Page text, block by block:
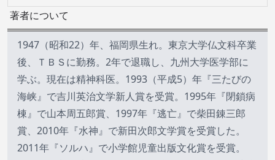
著者について
1947（昭和22）年、福岡県生れ。東京大学仏文科卒業
後、ＴＢＳに勤務。2年で退職し、九州大学医学部に
学ぶ。現在は精神科医。1993（平成5）年『三たびの
海峡』で吉川英治文学新人賞を受賞。1995年『閉鎖病
棟』で山本周五郎賞、1997年『逃亡』で柴田錬三郎
賞、2010年『水神』で新田次郎文学賞を受賞した。
2011年『ソルハ』で小学館児童出版文化賞を受賞。